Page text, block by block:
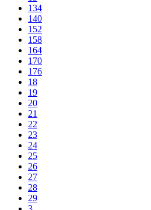
134
140
152
158
164
170
176
18
19
20
21
22
23
24
25
26
27
28
29